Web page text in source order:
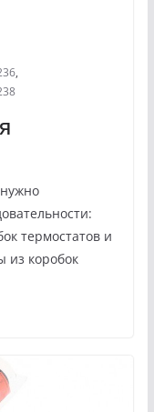
,
термостатов и
из коробок